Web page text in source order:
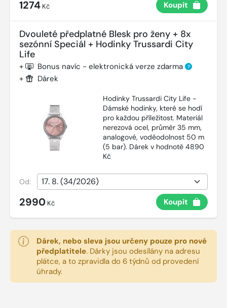
1274 Kč Koupit
Dvouleté předplatné Blesk pro ženy + 8x
sezónní Speciál + Hodinky Trussardi City
Life
+ Bonus navíc - elektronická verze zdarma ?
+ Dárek
Hodinky Trussardi City Life -
Dámské hodinky, které se hodí
pro každou příležitost. Materiál
nerezová ocel, průměr 35 mm,
analogové, voděodolnost 50 m
(5 bar). Dárek v hodnotě 4890
Kč
Od:
2990 Kč Koupit
Dárek, nebo sleva jsou určeny pouze pro nové
předplatitele. Dárky jsou odesílány na adresu
plátce, a to zpravidla do 6 týdnů od provedení
úhrady.